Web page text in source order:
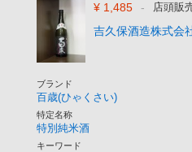
¥ 1,485 - 店頭販
吉久保酒造株式会
ブランド
百歳(ひゃくさい)
特定名称
特別純米酒
キーワード